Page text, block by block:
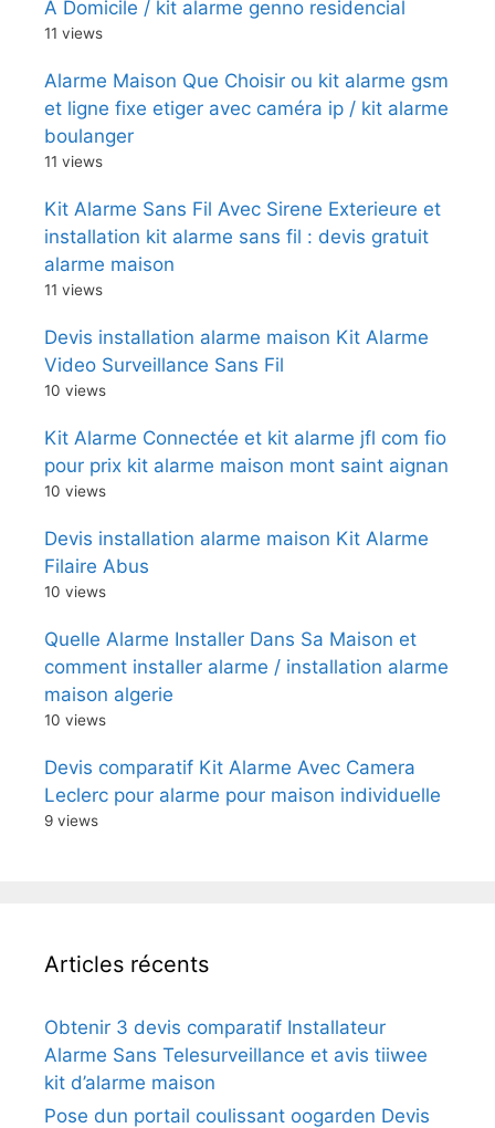
A Domicile / kit alarme genno residencial
11 views
Alarme Maison Que Choisir ou kit alarme gsm
et ligne fixe etiger avec caméra ip / kit alarme
boulanger
11 views
Kit Alarme Sans Fil Avec Sirene Exterieure et
installation kit alarme sans fil : devis gratuit
alarme maison
11 views
Devis installation alarme maison Kit Alarme
Video Surveillance Sans Fil
10 views
Kit Alarme Connectée et kit alarme jfl com fio
pour prix kit alarme maison mont saint aignan
10 views
Devis installation alarme maison Kit Alarme
Filaire Abus
10 views
Quelle Alarme Installer Dans Sa Maison et
comment installer alarme / installation alarme
maison algerie
10 views
Devis comparatif Kit Alarme Avec Camera
Leclerc pour alarme pour maison individuelle
9 views
Articles récents
Obtenir 3 devis comparatif Installateur
Alarme Sans Telesurveillance et avis tiiwee
kit d’alarme maison
Pose dun portail coulissant oogarden Devis